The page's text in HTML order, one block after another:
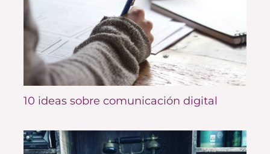
10 ideas sobre comunicación digital